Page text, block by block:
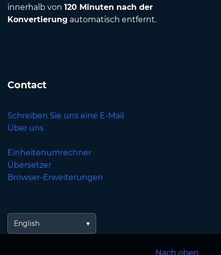
innerhalb von 120 Minuten nach der
Konvertierung automatisch entfernt.
Contact
Schreiben Sie uns eine E-Mail
Über uns
Einheitenumrechner
Übersetzer
Browser-Erweiterungen
English
Nach oben